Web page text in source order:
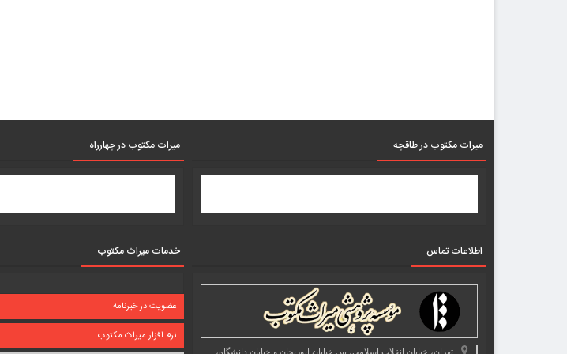
میرات مکتوب در طاقچه
اطلاعات تماس
تهران، خیابان انقلاب اسلامی، بین خیابان ابوریحان و خیابان دانشگاه،
میرات مکتوب در چهارراه
خدمات میراث مکتوب
عضویت در خبرنامه
نرم افزار میراث مکتوب